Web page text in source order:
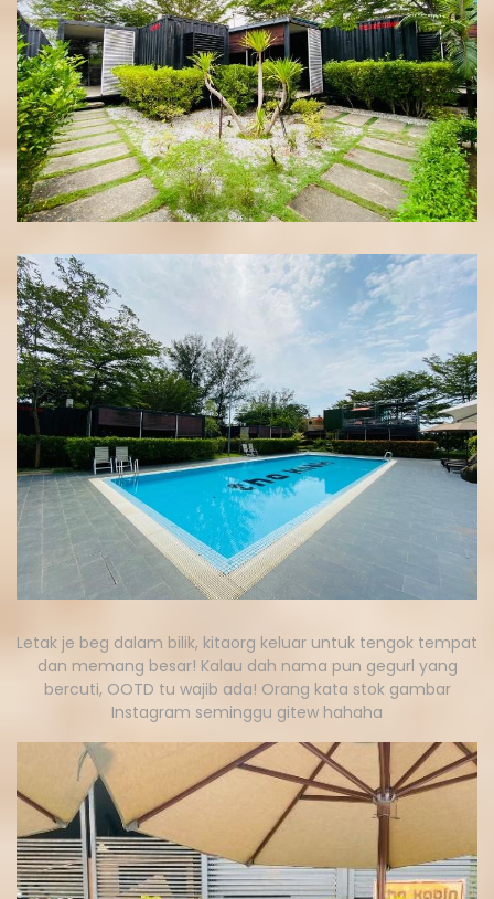
Letak je beg dalam bilik, kitaorg keluar untuk tengok tempat
dan memang besar! Kalau dah nama pun gegurl yang
bercuti, OOTD tu wajib ada! Orang kata stok gambar
Instagram seminggu gitew hahaha